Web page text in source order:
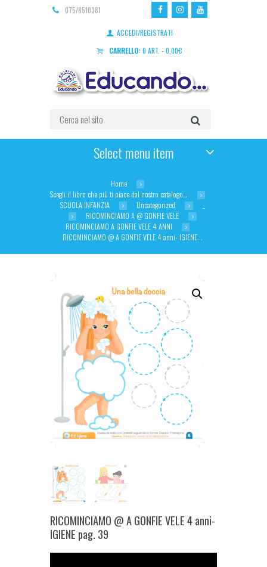
075/8510381
ACCEDI/REGISTRATI
CARRELLO: 0 ART. - 0,00€
Select menu item
Home
Scegli il libro che più ti piace dal nostro catalogo…
SCUOLA INFANZIA
Uncategorized
RICOMINCIAMO A @ GONFIE VELE
RICOMINCIAMO A GONFIE VELE 4 ANNI
RICOMINCIAMO @ A GONFIE VELE 4 anni- IGIENE...
RICOMINCIAMO @ A GONFIE VELE 4 anni-
IGIENE pag. 39